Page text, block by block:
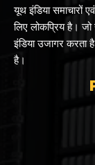
यूथ इंडिया समाचारों
लिए लोकप्रिय है।
इंडिया उजागर
है।